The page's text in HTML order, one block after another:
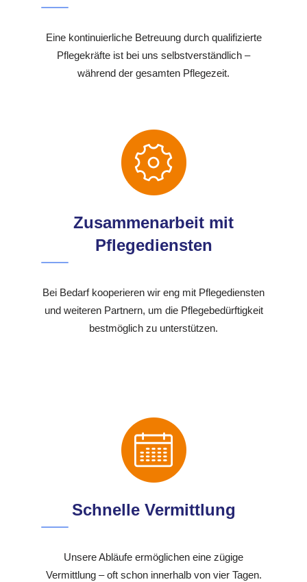
Eine kontinuierliche Betreuung durch qualifizierte
Pflegekräfte ist bei uns selbstverständlich –
während der gesamten Pflegezeit.
Zusammenarbeit mit
Pflegediensten
Bei Bedarf kooperieren wir eng mit Pflegediensten
und weiteren Partnern, um die Pflegebedürftigkeit
bestmöglich zu unterstützen.
Schnelle Vermittlung
Unsere Abläufe ermöglichen eine zügige
Vermittlung – oft schon innerhalb von vier Tagen.